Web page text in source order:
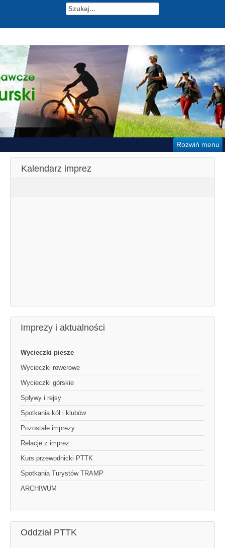
Rozwiń menu
Kalendarz imprez
Imprezy i aktualności
Wycieczki piesze
Wycieczki rowerowe
Wycieczki górskie
Spływy i rejsy
Spotkania kół i klubów
Pozostałe imprezy
Relacje z imprez
Kurs przewodnicki PTTK
Spotkania Turystów TRAMP
ARCHIWUM
Oddział PTTK